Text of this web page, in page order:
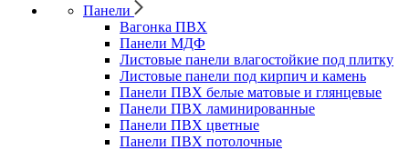
Панели
Вагонка ПВХ
Панели МДФ
Листовые панели влагостойкие под плитку
Листовые панели под кирпич и камень
Панели ПВХ белые матовые и глянцевые
Панели ПВХ ламинированные
Панели ПВХ цветные
Панели ПВХ потолочные